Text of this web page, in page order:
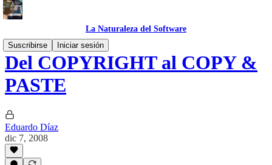
La Naturaleza del Software
Suscribirse
Iniciar sesión
Del COPYRIGHT al COPY &
PASTE
Eduardo Díaz
dic 7, 2008